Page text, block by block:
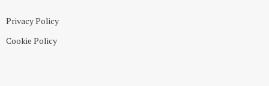
Privacy Policy
Cookie Policy